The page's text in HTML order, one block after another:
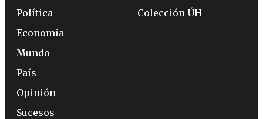
Política
Economía
Mundo
País
Opinión
Sucesos
Colección ÚH